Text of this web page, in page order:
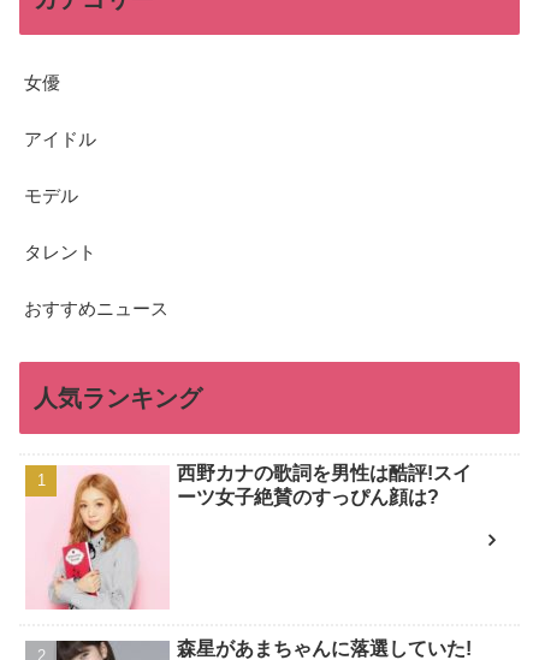
女優
アイドル
モデル
タレント
おすすめニュース
人気ランキング
西野カナの歌詞を男性は酷評!スイ
ーツ女子絶賛のすっぴん顔は?
森星があまちゃんに落選していた!